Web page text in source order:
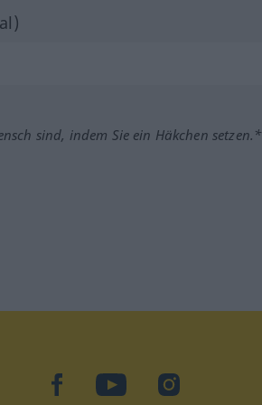
sind, indem Sie ein Häkchen setzen.*
facebookYouTubeInstagram